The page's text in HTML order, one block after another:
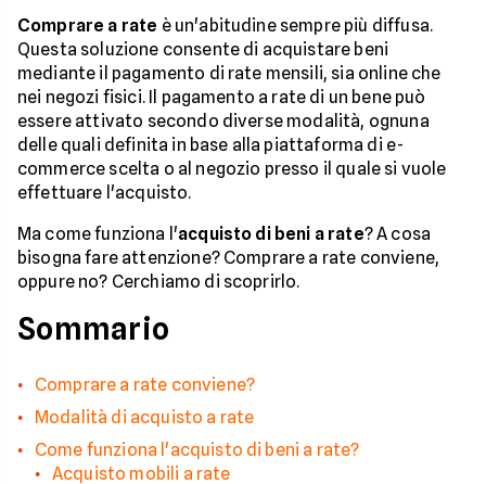
Comprare a rate è un'abitudine sempre più diffusa.
Questa soluzione consente di acquistare beni
mediante il pagamento di rate mensili, sia online che
nei negozi fisici. Il pagamento a rate di un bene può
essere attivato secondo diverse modalità, ognuna
delle quali definita in base alla piattaforma di e-
commerce scelta o al negozio presso il quale si vuole
effettuare l'acquisto.
Ma come funziona l'acquisto di beni a rate? A cosa
bisogna fare attenzione? Comprare a rate conviene,
oppure no? Cerchiamo di scoprirlo.
Sommario
Comprare a rate conviene?
Modalità di acquisto a rate
Come funziona l'acquisto di beni a rate?
Acquisto mobili a rate